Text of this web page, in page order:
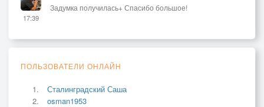
17:39
Задумка получилась+ Спасибо большое!
ПОЛЬЗОВАТЕЛИ ОНЛАЙН
Сталинградский Саша
osman1953